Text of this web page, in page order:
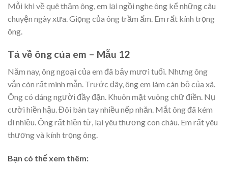
Mỗi khi về quê thăm ông, em lại ngồi nghe ông kể những câu
chuyện ngày xưa. Giọng của ông trầm ấm. Em rất kính trọng
ông.
Tả về ông của em – Mẫu 12
Năm nay, ông ngoại của em đã bảy mươi tuổi. Nhưng ông
vẫn còn rất minh mẫn. Trước đây, ông em làm cán bộ của xã.
Ông có dáng người đầy đặn. Khuôn mặt vuông chữ điền. Nụ
cười hiền hậu. Đôi bàn tay nhiều nếp nhăn. Mắt ông đã kém
đi nhiều. Ông rất hiền từ, lại yêu thương con cháu. Em rất yêu
thương và kính trọng ông.
Bạn có thể xem thêm: